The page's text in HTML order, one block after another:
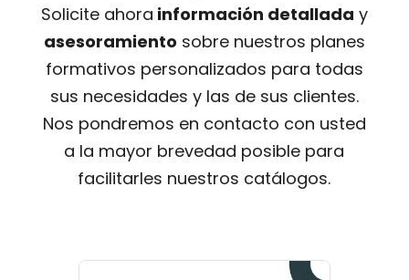
Solicite ahora información detallada y
asesoramiento sobre nuestros planes
formativos personalizados para todas
sus necesidades y las de sus clientes.
Nos pondremos en contacto con usted
a la mayor brevedad posible para
facilitarles nuestros catálogos.